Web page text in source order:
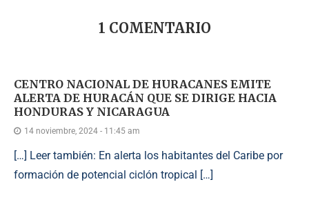
1 COMENTARIO
CENTRO NACIONAL DE HURACANES EMITE
ALERTA DE HURACÁN QUE SE DIRIGE HACIA
HONDURAS Y NICARAGUA
14 noviembre, 2024 - 11:45 am
[…] Leer también: En alerta los habitantes del Caribe por
formación de potencial ciclón tropical […]